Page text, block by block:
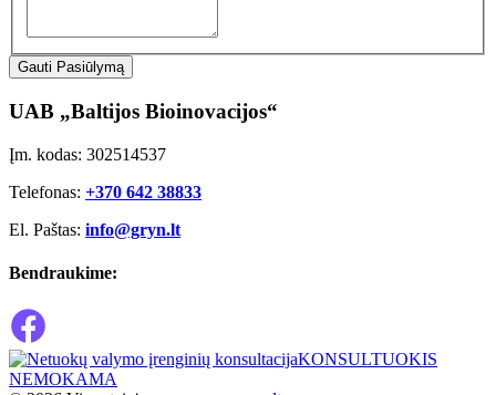
Gauti Pasiūlymą
UAB „Baltijos Bioinovacijos“
Įm. kodas: 302514537
Telefonas: +370 642 38833
El. Paštas: info@gryn.lt
Bendraukime:
KONSULTUOKIS
NEMOKAMA